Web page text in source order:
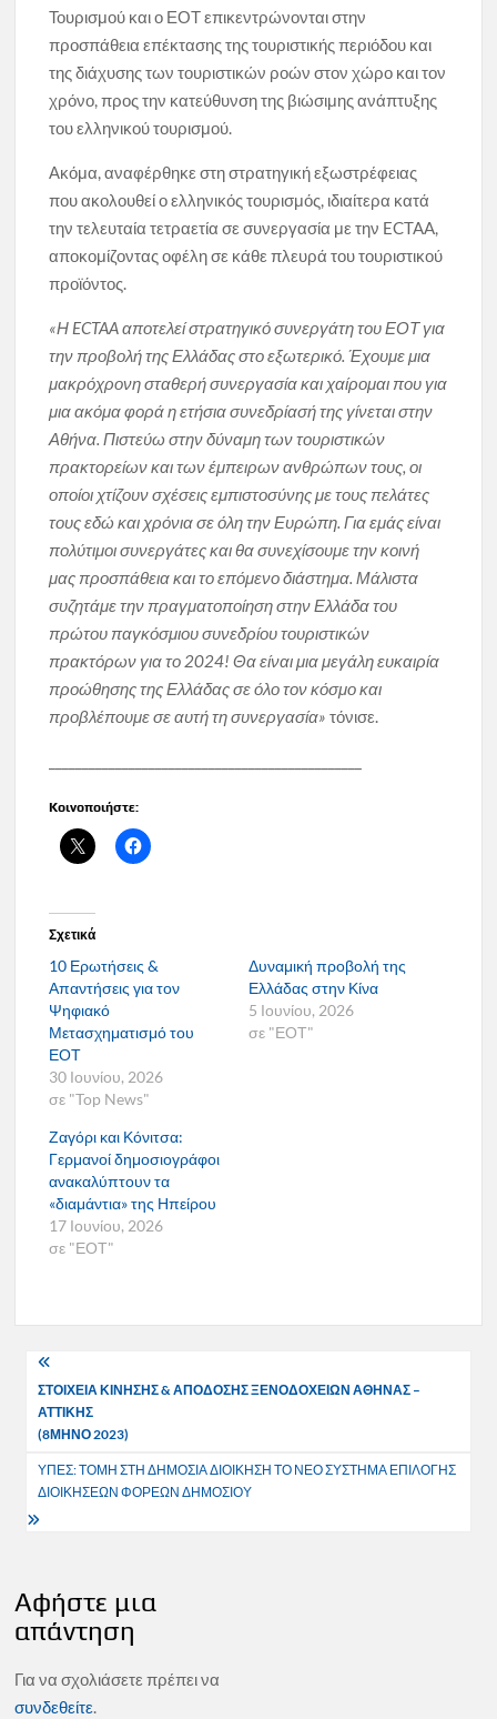
Τουρισμού και ο ΕΟΤ επικεντρώνονται στην
προσπάθεια επέκτασης της τουριστικής περιόδου και
της διάχυσης των τουριστικών ροών στον χώρο και τον
χρόνο, προς την κατεύθυνση της βιώσιμης ανάπτυξης
του ελληνικού τουρισμού.
Ακόμα, αναφέρθηκε στη στρατηγική εξωστρέφειας
που ακολουθεί ο ελληνικός τουρισμός, ιδιαίτερα κατά
την τελευταία τετραετία σε συνεργασία με την ECTAA,
αποκομίζοντας οφέλη σε κάθε πλευρά του τουριστικού
προϊόντος.
«Η ECTAA αποτελεί στρατηγικό συνεργάτη του ΕΟΤ για
την προβολή της Ελλάδας στο εξωτερικό. Έχουμε μια
μακρόχρονη σταθερή συνεργασία και χαίρομαι που για
μια ακόμα φορά η ετήσια συνεδρίασή της γίνεται στην
Αθήνα. Πιστεύω στην δύναμη των τουριστικών
πρακτορείων και των έμπειρων ανθρώπων τους, οι
οποίοι χτίζουν σχέσεις εμπιστοσύνης με τους πελάτες
τους εδώ και χρόνια σε όλη την Ευρώπη. Για εμάς είναι
πολύτιμοι συνεργάτες και θα συνεχίσουμε την κοινή
μας προσπάθεια και το επόμενο διάστημα. Μάλιστα
συζητάμε την πραγματοποίηση στην Ελλάδα του
πρώτου παγκόσμιου συνεδρίου τουριστικών
πρακτόρων για το 2024! Θα είναι μια μεγάλη ευκαιρία
προώθησης της Ελλάδας σε όλο τον κόσμο και
προβλέπουμε σε αυτή τη συνεργασία» τόνισε.
Κοινοποιήστε:
Σχετικά
10 Ερωτήσεις &
Απαντήσεις για τον
Ψηφιακό
Μετασχηματισμό του
ΕΟΤ
30 Ιουνίου, 2026
σε "Top News"
Δυναμική προβολή της
Ελλάδας στην Κίνα
5 Ιουνίου, 2026
σε "ΕΟΤ"
Ζαγόρι και Κόνιτσα:
Γερμανοί δημοσιογράφοι
ανακαλύπτουν τα
«διαμάντια» της Ηπείρου
17 Ιουνίου, 2026
σε "ΕΟΤ"
Πλοήγηση
άρθρων
ΣΤΟΙΧΕΙΑ ΚΙΝΗΣΗΣ & ΑΠΟΔΟΣΗΣ ΞΕΝΟΔΟΧΕΙΩΝ ΑΘΗΝΑΣ –
ΑΤΤΙΚΗΣ
(8ΜΗΝΟ 2023)
ΥΠΕΣ: ΤΟΜΗ ΣΤΗ ΔΗΜΟΣΙΑ ΔΙΟΙΚΗΣΗ ΤΟ ΝΕΟ ΣΥΣΤΗΜΑ ΕΠΙΛΟΓΗΣ
ΔΙΟΙΚΗΣΕΩΝ ΦΟΡΕΩΝ ΔΗΜΟΣΙΟΥ
Αφήστε μια
απάντηση
Για να σχολιάσετε πρέπει να
συνδεθείτε.